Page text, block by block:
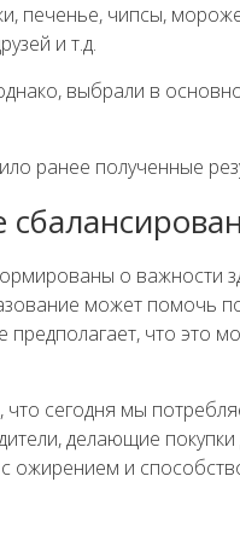
печенье, чипсы,
и т.д.
выбрали в
ранее полученные
о важности
может помочь
что это
что сегодня мы
делающие покупки
ожирением и